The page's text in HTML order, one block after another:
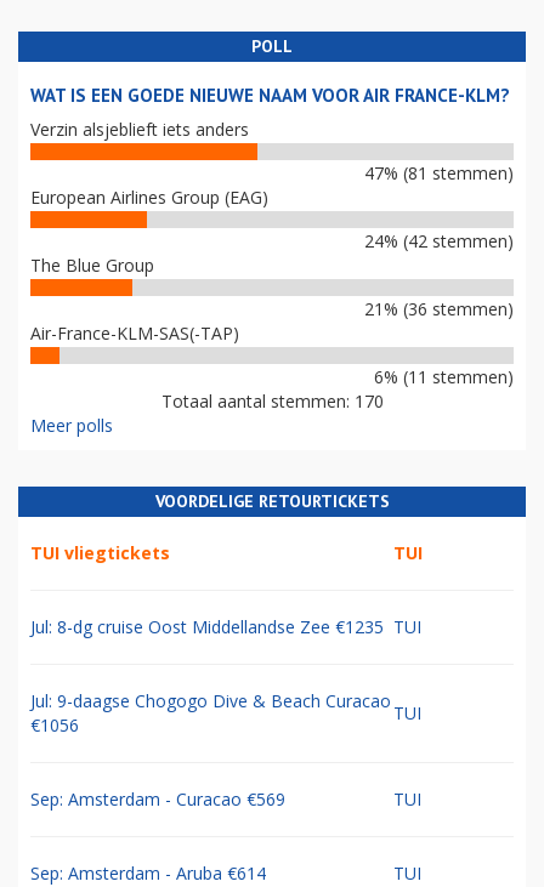
POLL
WAT IS EEN GOEDE NIEUWE NAAM VOOR AIR FRANCE-KLM?
Verzin alsjeblieft iets anders
47% (81 stemmen)
European Airlines Group (EAG)
24% (42 stemmen)
The Blue Group
21% (36 stemmen)
Air-France-KLM-SAS(-TAP)
6% (11 stemmen)
Totaal aantal stemmen: 170
Meer polls
VOORDELIGE RETOURTICKETS
TUI vliegtickets TUI
Jul: 8-dg cruise Oost Middellandse Zee €1235 TUI
Jul: 9-daagse Chogogo Dive & Beach Curacao
€1056
TUI
Sep: Amsterdam - Curacao €569 TUI
Sep: Amsterdam - Aruba €614 TUI